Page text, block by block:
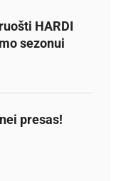
HARDI
sezonui
presas!